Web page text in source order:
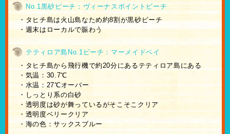
No.1黒砂ビーチ：ヴィーナスポイントビーチ
・タヒチ島は火山島なため約8割が黒砂ビーチ
・週末はローカルで賑わう
テティロア島No.1ビーチ：マーメイドベイ
・タヒチ島から飛行機で約20分にあるテティロア島にある
・気温：30.7℃
・水温：27℃オーバー
・しっとり系の白砂
・透明度は砂が舞っているがそこそこクリア
・透明度ベリークリア
・海の色：サックスブルー